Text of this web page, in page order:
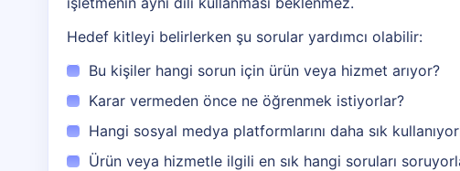
Hedef kitleyi belirlerken şu sorular yardımcı olabilir:
Bu kişiler hangi sorun için ürün veya hizmet arıyor?
Karar vermeden önce ne öğrenmek istiyorlar?
Hangi sosyal medya platformlarını daha sık
Ürün veya hizmetle ilgili en sık hangi soruları